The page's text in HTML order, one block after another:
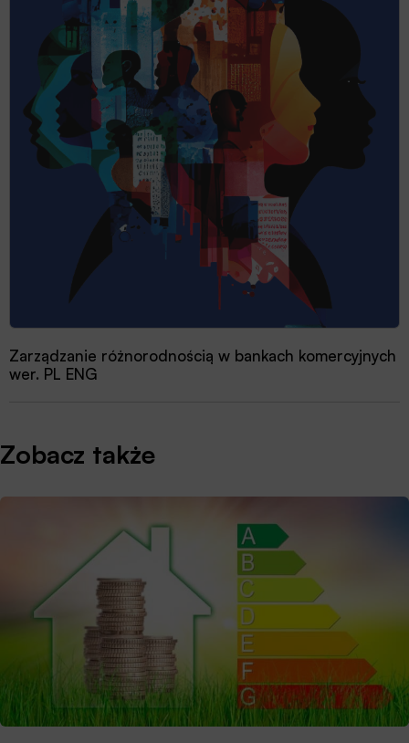
Zarządzanie różnorodnością w bankach komercyjnych
wer. PL ENG
Zobacz także